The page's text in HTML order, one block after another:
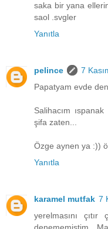
saka bir yana
saol .svgler
Yanıtla
pelince
7
Papatyam evde
Salihacım
şifa zaten...
Özge aynen ya :))
Yanıtla
karamel mutfak 7
yerelmasını